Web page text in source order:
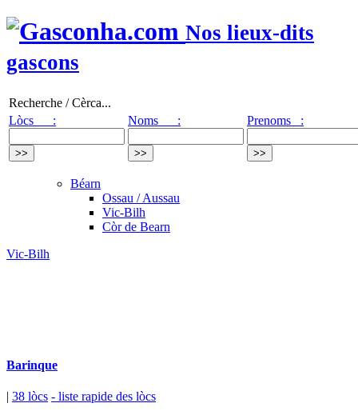
Nos lieux-dits
gascons
Recherche / Cèrca...
Lòcs :
Noms : Prenoms :
Béarn
Ossau / Aussau
Vic-Bilh
Còr de Bearn
Vic-Bilh
Barinque
| 38 lòcs - liste rapide des lòcs